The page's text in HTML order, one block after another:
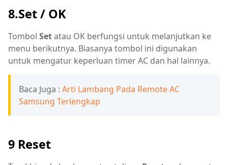
8.Set / OK
Tombol Setatau OK berfungsi untuk melanjutkan ke
menu berikutnya. Biasanya tombol ini digunakan
untuk mengatur keperluan timer AC dan hal lainnya.
Baca Juga : Arti Lambang Pada Remote AC
Samsung Terlengkap
9 Reset